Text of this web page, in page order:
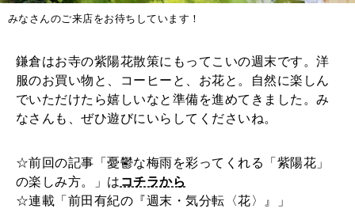
みなさんのご来店をお待ちしています！
鎌倉はお寺の紫陽花散策にもってこいの週末です。洋
服のお買い物と、コーヒーと、お花と。自然に楽しん
でいただけたら嬉しいなと準備を進めてきました。み
なさんも、ぜひ遊びにいらしてくださいね。
☆前回の記事「憂鬱な梅雨を彩ってくれる「紫陽花」
の楽しみ方。」は コチラから
☆連載「前田有紀の『週末・気分転〈花〉』」